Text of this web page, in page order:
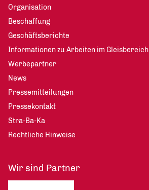
Organisation
Beschaffung
Geschäftsberichte
Informationen zu Arbeiten im Gleisbereich
Werbepartner
News
Pressemitteilungen
Pressekontakt
Stra-Ba-Ka
Rechtliche Hinweise
Wir sind Partner